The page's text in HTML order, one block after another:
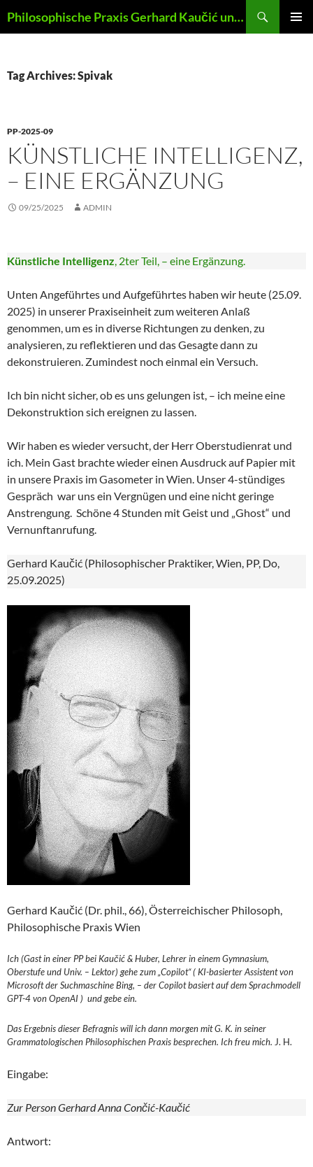
to
Philosophische Praxis Gerhard Kaučić und Anna Lydia Huber
Tag Archives: Spivak
PP-2025-09
KÜNSTLICHE INTELLIGENZ,
– EINE ERGÄNZUNG
09/25/2025 ADMIN
Künstliche Intelligenz, 2ter Teil, – eine Ergänzung.
Unten Angeführtes und Aufgeführtes haben wir heute (25.09.
2025) in unserer Praxiseinheit zum weiteren Anlaß
genommen, um es in diverse Richtungen zu denken, zu
analysieren, zu reflektieren und das Gesagte dann zu
dekonstruieren. Zumindest noch einmal ein Versuch.
Ich bin nicht sicher, ob es uns gelungen ist, – ich meine eine
Dekonstruktion sich ereignen zu lassen.
Wir haben es wieder versucht, der Herr Oberstudienrat und
ich. Mein Gast brachte wieder einen Ausdruck auf Papier mit
in unsere Praxis im Gasometer in Wien. Unser 4-stündiges
Gespräch war uns ein Vergnügen und eine nicht geringe
Anstrengung. Schöne 4 Stunden mit Geist und „Ghost“ und
Vernunftanrufung.
Gerhard Kaučić (Philosophischer Praktiker, Wien, PP, Do,
25.09.2025)
Gerhard Kaučić (Dr. phil., 66), Österreichischer Philosoph,
Philosophische Praxis Wien
Ich (Gast in einer PP bei Kaučić & Huber, Lehrer in einem Gymnasium,
Oberstufe und Univ. – Lektor) gehe zum „Copilot“ ( KI-basierter Assistent von
Microsoft der Suchmaschine Bing, – der Copilot basiert auf dem Sprachmodell
GPT-4 von OpenAI ) und gebe ein.
Das Ergebnis dieser Befragnis will ich dann morgen mit G. K. in seiner
Grammatologischen Philosophischen Praxis besprechen. Ich freu mich. J. H.
Eingabe:
Zur Person Gerhard Anna Cončić-Kaučić
Antwort: